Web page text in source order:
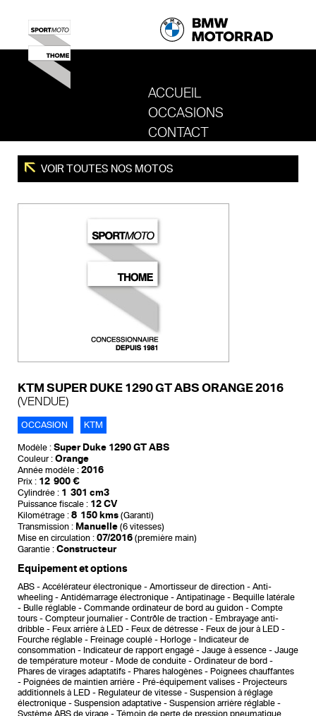
ACCUEIL
REVENIR AU SITE DE SPORT MOTO
OCCASIONS
CONTACT
VOIR TOUTES NOS MOTOS
KTM SUPER DUKE 1290 GT ABS ORANGE 2016
(VENDUE)
OCCASION KTM
Modèle : Super Duke 1290 GT ABS
Couleur : Orange
Année modèle : 2016
Prix : 12 900 €
Cylindrée : 1 301 cm3
Puissance fiscale : 12 CV
Kilométrage : 8 150 kms (Garanti)
Transmission : Manuelle (6 vitesses)
Mise en circulation : 07/2016 (première main)
Garantie : Constructeur
Equipement et options
ABS Accélérateur électronique Amortisseur de direction
Anti-
wheeling
Antidémarrage électronique Antipatinage
Bequille latérale
Bulle réglable
Commande ordinateur de bord au guidon
Compte
tours
Compteur journalier Contrôle de traction
Embrayage anti-
dribble
Feux arrière à LED Feux de détresse
Feux de jour à LED
Fourche réglable
Freinage couplé Horloge
Indicateur de
consommation
Indicateur de rapport engagé Jauge à essence
Jauge
de température moteur
Mode de conduite
Ordinateur de bord
Phares de virages adaptatifs
Phares halogènes
Poignees chauffantes
Poignées de maintien arrière
Pré-équipement valises
Projecteurs
additionnels à LED
Regulateur de vitesse
Suspension à réglage
électronique
Suspension adaptative
Suspension arrière réglable
Système ABS de virage
Témoin de perte de pression pneumatique